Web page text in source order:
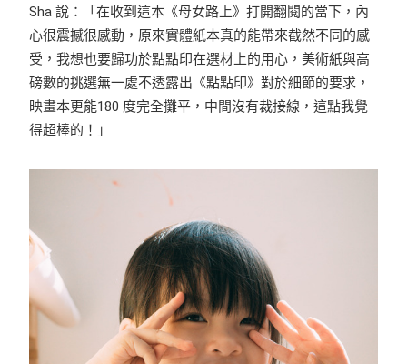
Sha 說：「在收到這本《母女路上》打開翻閱的當下，內
心很震撼很感動，原來實體紙本真的能帶來截然不同的感
受，我想也要歸功於點點印在選材上的用心，美術紙與高
磅數的挑選無一處不透露出《點點印》對於細節的要求，
映畫本更能180 度完全攤平，中間沒有裁接線，這點我覺
得超棒的！」